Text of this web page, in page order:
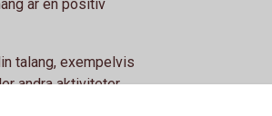
är en positiv
talang, exempelvis
andra aktiviteter